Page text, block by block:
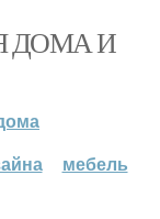
ДОМА И
мебель